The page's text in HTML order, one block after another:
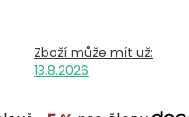
13.8.2026